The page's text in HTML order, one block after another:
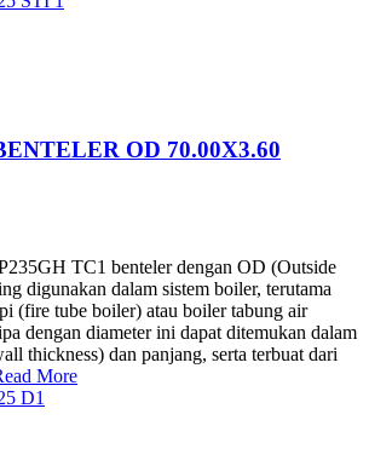
OD 70.00X3.60
TC1 benteler dengan OD (Outside
digunakan dalam sistem boiler, terutama
(fire tube boiler) atau boiler tabung air
dengan diameter ini dapat ditemukan dalam
thickness) dan panjang, serta terbuat dari
More